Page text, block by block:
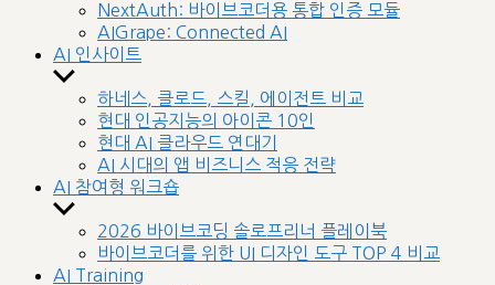
NextAuth: 바이브코더용 통합 인증 모듈
AIGrape: Connected AI
AI 인사이트
Show
sub
menu
하네스, 클로드, 스킬, 에이전트 비교
현대 인공지능의 아이콘 10인
현대 AI 클라우드 연대기
AI 시대의 앱 비즈니스 적응 전략
AI 참여형 워크숍
Show
sub
menu
2026 바이브코딩 솔로프리너 플레이북
바이브코더를 위한 UI 디자인 도구 TOP 4 비교
AI Training